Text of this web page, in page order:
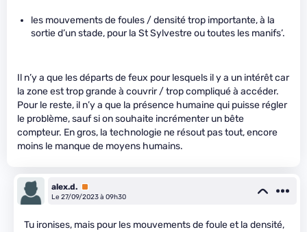
les mouvements de foules / densité trop importante, à la
sortie d’un stade, pour la St Sylvestre ou toutes les manifs’.
Il n’y a que les départs de feux pour lesquels il y a un intérêt car
la zone est trop grande à couvrir / trop compliqué à accéder.
Pour le reste, il n’y a que la présence humaine qui puisse régler
le problème, sauf si on souhaite incrémenter un bête
compteur. En gros, la technologie ne résout pas tout, encore
moins le manque de moyens humains.
alex.d. Premium
Le 27/09/2023 à 09h30
Tu ironises, mais pour les mouvements de foule et la densité,